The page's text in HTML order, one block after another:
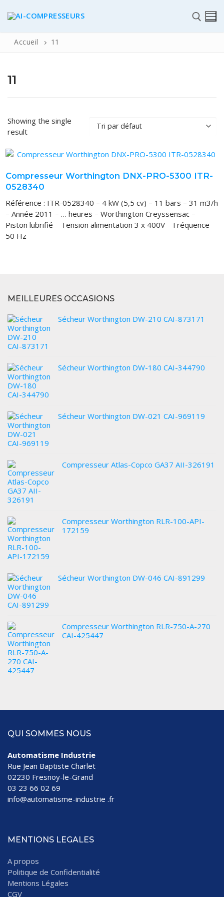
ACCUEIL
Automatisme Industrie
STOCK
VOUS ACHETEZ
Accueil 11
11
Showing the single
result
Compresseur Worthington DNX-PRO-5300 ITR-
0528340
Référence : ITR-0528340 – 4 kW (5,5 cv) – 11 bars – 31 m3/h
– Année 2011 – … heures – Worthington Creyssensac –
Piston lubrifié – Tension alimentation 3 x 400V – Fréquence
50 Hz
MEILLEURES OCCASIONS
Sécheur Worthington DW-210 CAI-873171
Sécheur Worthington DW-180 CAI-344790
Sécheur Worthington DW-021 CAI-969119
Compresseur Atlas-Copco GA37 AII-326191
Compresseur Worthington RLR-100-API-
172159
Sécheur Worthington DW-046 CAI-891299
Compresseur Worthington RLR-750-A-270
CAI-425447
QUI SOMMES NOUS
Automatisme Industrie
Rue Jean Baptiste Charlet
02230 Fresnoy-le-Grand
03 23 66 02 69
info@automatisme-industrie .fr
MENTIONS LEGALES
A propos
Politique de Confidentialité
Mentions Légales
CGV